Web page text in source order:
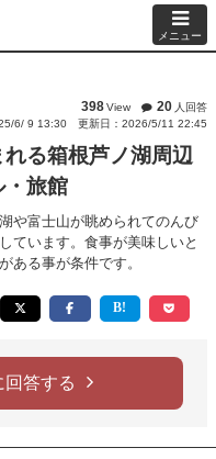
メニュー
398View 20 人回答
6/ 9 13:30
更新日：2026/5/11 22:45
る箱根芦ノ湖周辺
・旅館
や富士山が眺められてのんび
ています。食事が美味しいと
ある事が条件です。
回答する